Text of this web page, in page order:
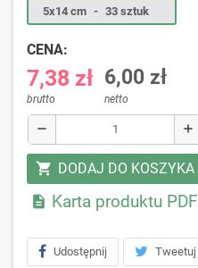
5x14 cm - 33 sztuk
CENA:
7,38 zł
brutto
6,00 zł
netto
remove add
shopping_cart DODAJ DO KOSZYKA
 Karta produktu PDF
Udostępnij Tweetuj